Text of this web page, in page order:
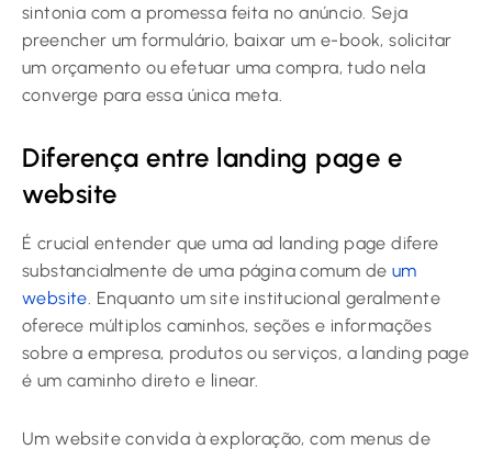
sintonia com a promessa feita no anúncio. Seja
preencher um formulário, baixar um e-book, solicitar
um orçamento ou efetuar uma compra, tudo nela
converge para essa única meta.
Diferença entre landing page e
website
É crucial entender que uma ad landing page difere
substancialmente de uma página comum de um
website . Enquanto um site institucional geralmente
oferece múltiplos caminhos, seções e informações
sobre a empresa, produtos ou serviços, a landing page
é um caminho direto e linear.
Um website convida à exploração, com menus de